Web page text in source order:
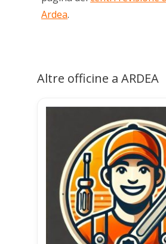
Ardea.
Altre officine a ARDEA